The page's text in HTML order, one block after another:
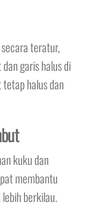
teratur,
garis halus di
halus dan
kuku dan
membantu
berkilau.